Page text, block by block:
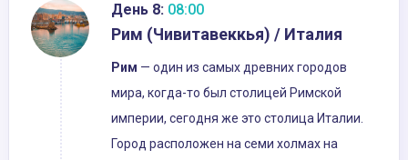
День 8: 08:00
Рим (Чивитавеккья) / Италия
Рим — один из самых древних городов
мира, когда-то был столицей Римской
империи, сегодня же это столица Италии.
Город расположен на семи холмах на